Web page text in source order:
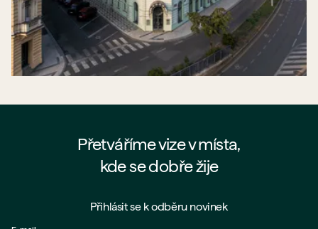
Přetváříme vize v místa,
kde se dobře žije
Přihlásit se k odběru novinek